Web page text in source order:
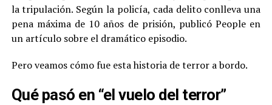
la tripulación. Según la policía, cada delito conlleva una
pena máxima de 10 años de prisión, publicó People en
un artículo sobre el dramático episodio.
Pero veamos cómo fue esta historia de terror a bordo.
Qué pasó en “el vuelo del terror”